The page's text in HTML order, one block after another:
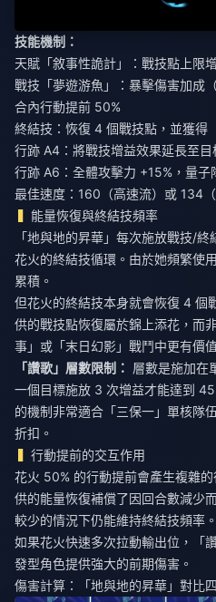
技能機制：
天賦「敘事性詭計」：戰技點上限
戰技「夢遊游魚」：暴擊傷害加成
合內行動提前 50%
終結技：恢復 4 個戰技點，並獲得
行跡 A4：將戰技增益效果延長至
行跡 A6：全體攻擊力 +15%，量
最佳速度：160（高速流）或 134
能量恢復與終結技頻率
「地與地的昇華」每次施放戰技/
花火的終結技循環。由於她頻繁使
累積。
但花火的終結技本身就會恢復 4
供的戰技點恢復屬於錦上添花，而
事」或「末日幻影」戰鬥中更有價
「讚歌」層數限制： 層數是施加在
一個目標施放 3 次增益才能達到
的機制非常適合「三保一」單核隊
折扣。
行動提前的交互作用
花火 50% 的行動提前會產生複雜
供的能量恢復補償了因回合數減少
較少的情況下仍能維持終結技頻率。
如果花火快速多次拉動輸出位，
發型角色提供強大的前期傷害。
傷害計算：「地與地的昇華」對比